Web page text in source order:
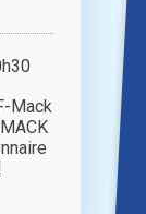
Mack